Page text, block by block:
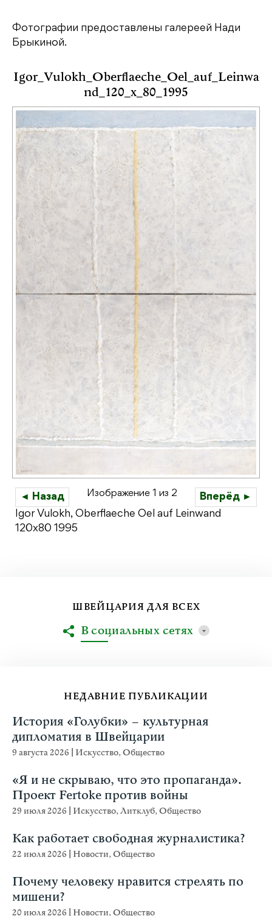
Фотографии предоставлены галереей Нади
Брыкиной.
Igor_Vulokh_Oberflaeche_Oel_auf_Leinwa
nd_120_x_80_1995
◄ Назад Вперёд ►
Изображение 1 из 2
Igor Vulokh, Oberflaeche Oel auf Leinwand
120x80 1995
НЕДАВНИЕ ПУБЛИКАЦИИ
История «Голубки» – культурная
дипломатия в Швейцарии
9 августа 2026 Искусство,Общество
«Я и не скрываю, что это пропаганда».
Проект Fertoke против войны
29 июля 2026 Искусство,Литклуб,Общество
Как работает свободная журналистика?
22 июля 2026 Новости,Общество
Почему человеку нравится стрелять по
мишени?
20 июля 2026 Новости,Общество
ШВЕЙЦАРИЯ ДЛЯ ВСЕХ
В социальных сетях